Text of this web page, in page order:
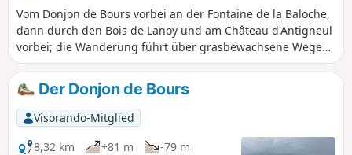
Vom Donjon de Bours vorbei an der Fontaine de la Baloche,
dann durch den Bois de Lanoy und am Château d'Antigneul
vorbei; die Wanderung führt über grasbewachsene Wege
mit sehr schöner Aussicht.
Der Donjon de Bours
Visorando-Mitglied
8,32 km
+81 m
-79 m